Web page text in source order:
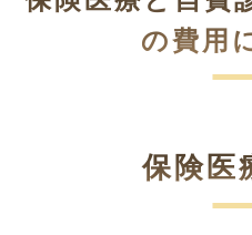
の費用
保険医